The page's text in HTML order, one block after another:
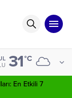
31°C
En Etkili 7